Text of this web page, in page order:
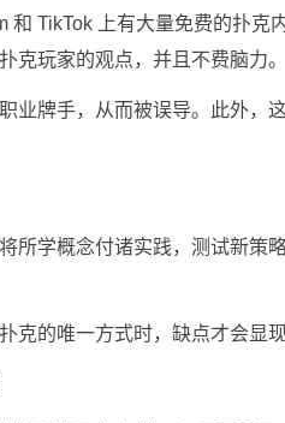
和 TikTok 上有大量免费的扑克
克玩家的观点，并且不费脑力。
业牌手，从而被误导。此外，
所学概念付诸实践，测试新策
克的唯一方式时，缺点才会显